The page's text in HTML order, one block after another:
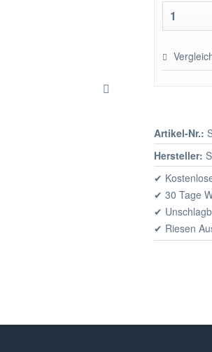
Artikel-Nr.:
Hersteller:
✔
✔ 30 Tage
✔
✔ Riesen